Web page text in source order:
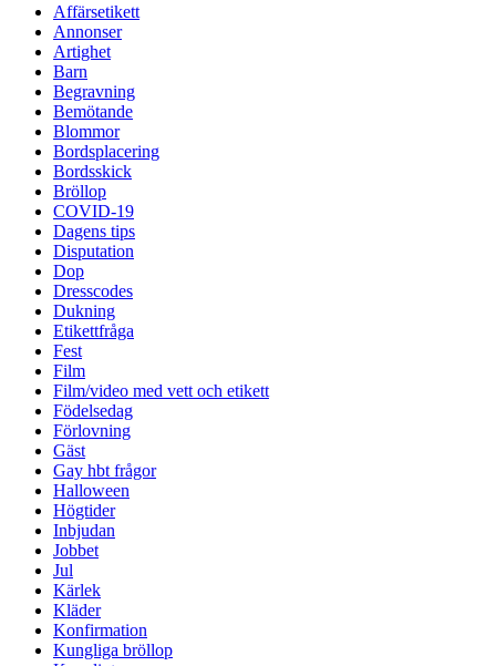
Affärsetikett
Annonser
Artighet
Barn
Begravning
Bemötande
Blommor
Bordsplacering
Bordsskick
Bröllop
COVID-19
Dagens tips
Disputation
Dop
Dresscodes
Dukning
Etikettfråga
Fest
Film
Film/video med vett och etikett
Födelsedag
Förlovning
Gäst
Gay hbt frågor
Halloween
Högtider
Inbjudan
Jobbet
Jul
Kärlek
Kläder
Konfirmation
Kungliga bröllop